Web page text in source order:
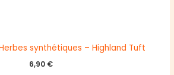
synthétiques – Highland Tuft
6,90 €